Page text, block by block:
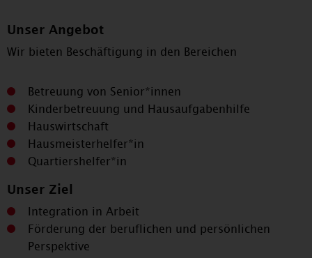
Unser Angebot
Wir bieten Beschäftigung in den Bereichen
Betreuung von Senior*innen
Kinderbetreuung und Hausaufgabenhilfe
Hauswirtschaft
Hausmeisterhelfer*in
Quartiershelfer*in
Unser Ziel
Integration in Arbeit
Förderung der beruflichen und persönlichen
Perspektive